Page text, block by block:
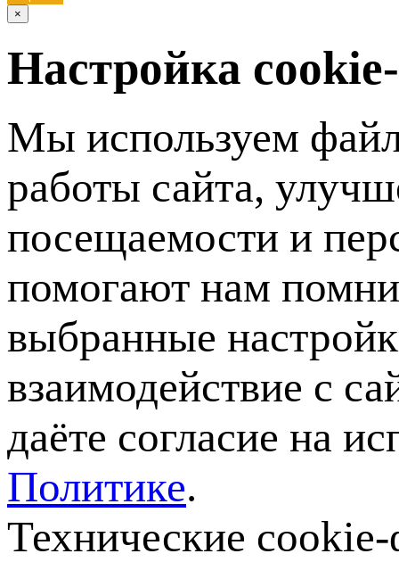
×
Настройка
Мы используем
работы сайта,
посещаемости и
помогают нам
выбранные
взаимодействие с
даёте согласие на
Политике.
Технические